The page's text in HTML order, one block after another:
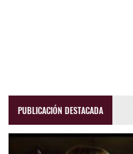
PUBLICACIÓN DESTACADA